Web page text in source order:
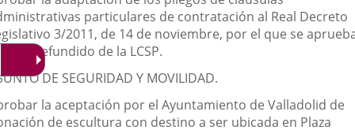
particulares de contratación al Real Decreto
3/2011, de 14 de noviembre, por el que se
refundido de la LCSP.
DE SEGURIDAD Y MOVILIDAD.
la aceptación por el Ayuntamiento de Valladolid de
de escultura con destino a ser ubicada en Plaza